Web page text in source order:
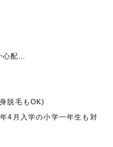
心配…
脱毛もOK)
4月入学の小学一年生も対